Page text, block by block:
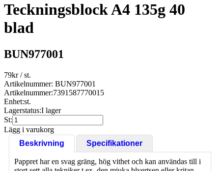
Teckningsblock A4 135g 40
blad
BUN977001
79kr/ st.
Artikelnummer: BUN977001
Artikelnummer:7391587770015
Enhet:st.
Lagerstatus:I lager
St:
Lägg i varukorg
Beskrivning
Specifikationer
Pappret har en svag gräng, hög vithet och kan användas till i